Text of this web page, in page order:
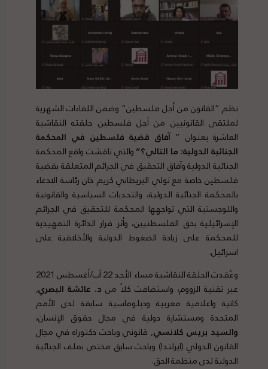
نظم “القانون من أجل فلسطين” وضمن اللقاءات الشهرية
لملتقى القانونيين من أجل فلسطين حلقته النقاشية
العاشرة بعنوان ” آفاق قضية فلسطين في المحكمة
الجنائيةالدولية: ما التالي؟”والتي ناقشت واقع المحكمة
الجنائية الدولية وآفاق التحقيق في الجرائم المتعلقة بقضية
فلسطين خاصة مع تولي البريطاني كريم خان رئاسة الادعاء
بالمحكمة الجنائية الدولية، والتحديات السياسية والقانونية
واللوجستية التي تواجهها المحكمة للتحقيق في الجرائم
الإسرائيلية بحق الفلسطنيين، وأثر قرار الدائرة التمهيدية
للمحكمة على زيادة الضغوط الدولية والأخلاقية على
اسرائيل.
وعُقدت الحلقة النقاشية مساء الأحد 22 آب/أغسطس 2021
عبر تقنية الزووم، واستضافت كلاً من د. عائشة البصري,
كاتبة واعلامية مغربية ودبلوماسية سابقة لدى الأمم
المتحدة ومستشارة دولية في مجال حقوق الإنسان،
والسيد بريس كلانسي, قانوني وباحث دكتوراه في مجال
القانون الدولي (ايرلندا) وباحث سابق مختص بملف الجنائية
الدولية لدى منظمة الحق.